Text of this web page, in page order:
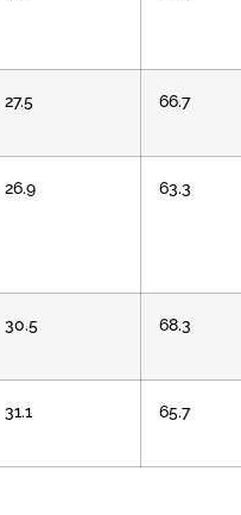
27.5 66.7
26.9 63.3
30.5 68.3
31.1 65.7